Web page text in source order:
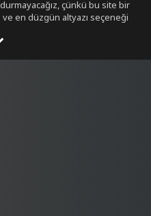
çünkü bu site bir
en düzgün altyazı seçeneği